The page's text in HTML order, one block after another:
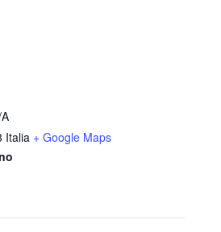
Italia + Google Maps